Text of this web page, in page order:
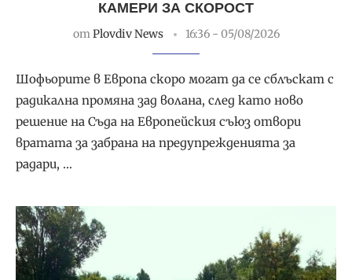
КАМЕРИ ЗА СКОРОСТ
отPlovdiv News 16:36 - 05/08/2026
Шофьорите в Европа скоро могат да се сблъскат с
радикална промяна зад волана, след като ново
решение на Съда на Европейския съюз отвори
вратата за забрана на предупрежденията за
радари, …